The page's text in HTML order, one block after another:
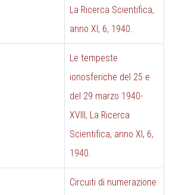
La Ricerca Scientifica,
anno XI, 6, 1940.
Le tempeste
ionosferiche del 25 e
del 29 marzo 1940-
XVIII, La Ricerca
Scientifica, anno XI, 6,
1940.
Circuiti di numerazione